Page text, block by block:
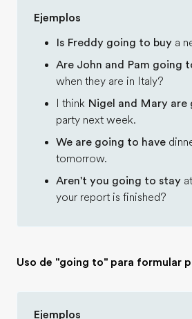
Ejemplos
Is Freddy going to buy a
Are John and Pam going
when they are in Italy?
I think Nigel and Mary are
party next week.
We are going to have
tomorrow.
Aren't you going to stay
your report is finished?
Uso de "going to" para formular
Ejemplos